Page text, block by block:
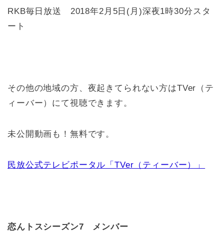
RKB毎日放送 2018年2月5日(月)深夜1時30分スタ
ート
その他の地域の方、夜起きてられない方はTVer（テ
ィーバー）にて視聴できます。
未公開動画も！無料です。
民放公式テレビポータル「TVer（ティーバー）」
恋んトスシーズン7 メンバー